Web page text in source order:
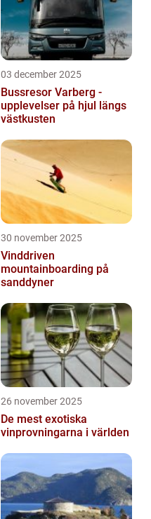
03 december 2025
Bussresor Varberg -
upplevelser på hjul längs
västkusten
30 november 2025
Vinddriven
mountainboarding på
sanddyner
26 november 2025
De mest exotiska
vinprovningarna i världen